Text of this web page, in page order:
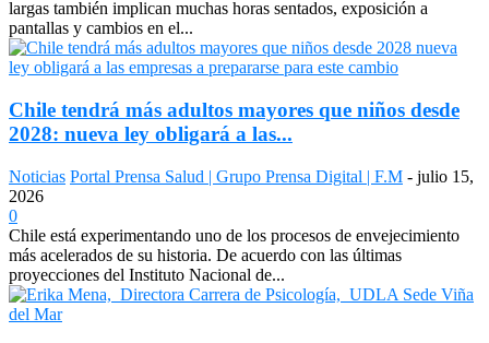
largas también implican muchas horas sentados, exposición a
pantallas y cambios en el...
Chile tendrá más adultos mayores que niños desde
2028: nueva ley obligará a las...
Noticias Portal Prensa Salud | Grupo Prensa Digital | F.M - julio 15,
2026
0
Chile está experimentando uno de los procesos de envejecimiento
más acelerados de su historia. De acuerdo con las últimas
proyecciones del Instituto Nacional de...